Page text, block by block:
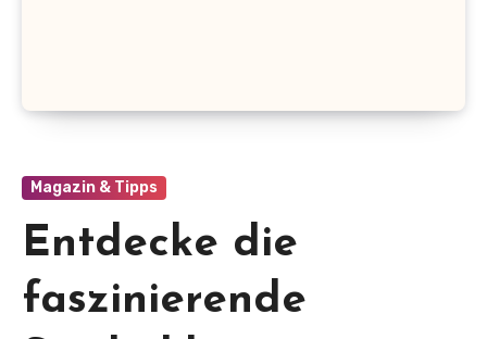
Magazin & Tipps
Entdecke die
faszinierende